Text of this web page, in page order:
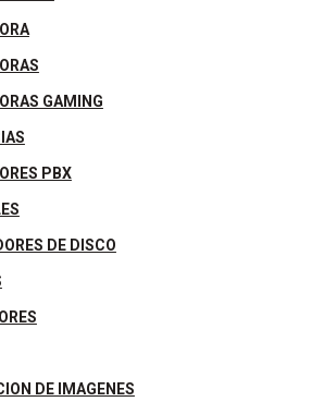
GAMING
PBX
DE DISCO
DE IMAGENES